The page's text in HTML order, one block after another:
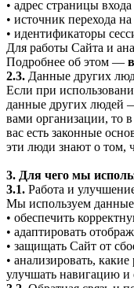
• адрес страницы
• источник перехода
• идентификаторы
Для работы Сайта и
Подробнее об этом —
2.3. Данные других
Если при
данные других людей
вами организации, то
вас есть законные
эти люди знают о том,
3. Для чего мы
3.1. Работа и
Мы используем
• обеспечить
• адаптировать
• защищать Сайт от
• анализировать,
улучшать навигацию и